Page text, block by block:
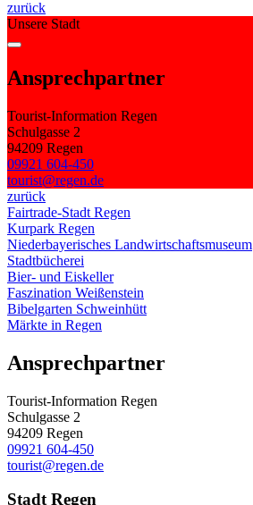
zurück
Unsere Stadt
Ansprechpartner
Tourist-Information Regen
Schulgasse 2
94209 Regen
09921 604-450
tourist@regen.de
zurück
Fairtrade-Stadt Regen
Kurpark Regen
Niederbayerisches Landwirtschaftsmuseum
Stadtbücherei
Bier- und Eiskeller
Faszination Weißenstein
Bibelgarten Schweinhütt
Märkte in Regen
Ansprechpartner
Tourist-Information Regen
Schulgasse 2
94209 Regen
09921 604-450
tourist@regen.de
Stadt Regen